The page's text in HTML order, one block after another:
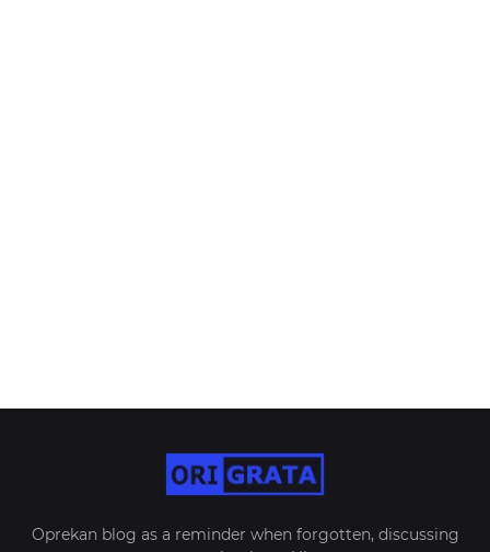
Oprekan blog as a reminder when forgotten, discussing